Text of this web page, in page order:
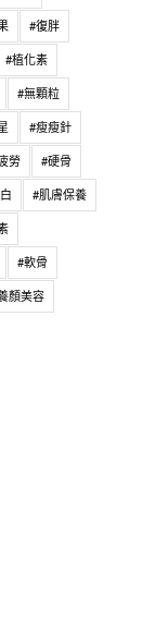
#復胖
#植化素
#無顆粒
#瘦瘦針
勞 #硬骨
#肌膚保養
#軟骨
顏美容